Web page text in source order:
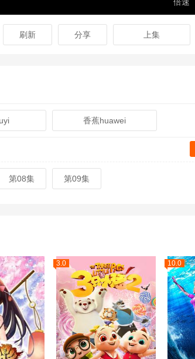
刷新 分享 上集
香蕉huawei
第08集 第09集
3.0 10.0